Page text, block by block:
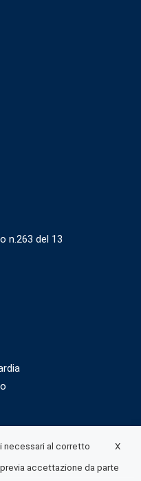
n.263 del 13
X
necessari al corretto
accettazione da parte